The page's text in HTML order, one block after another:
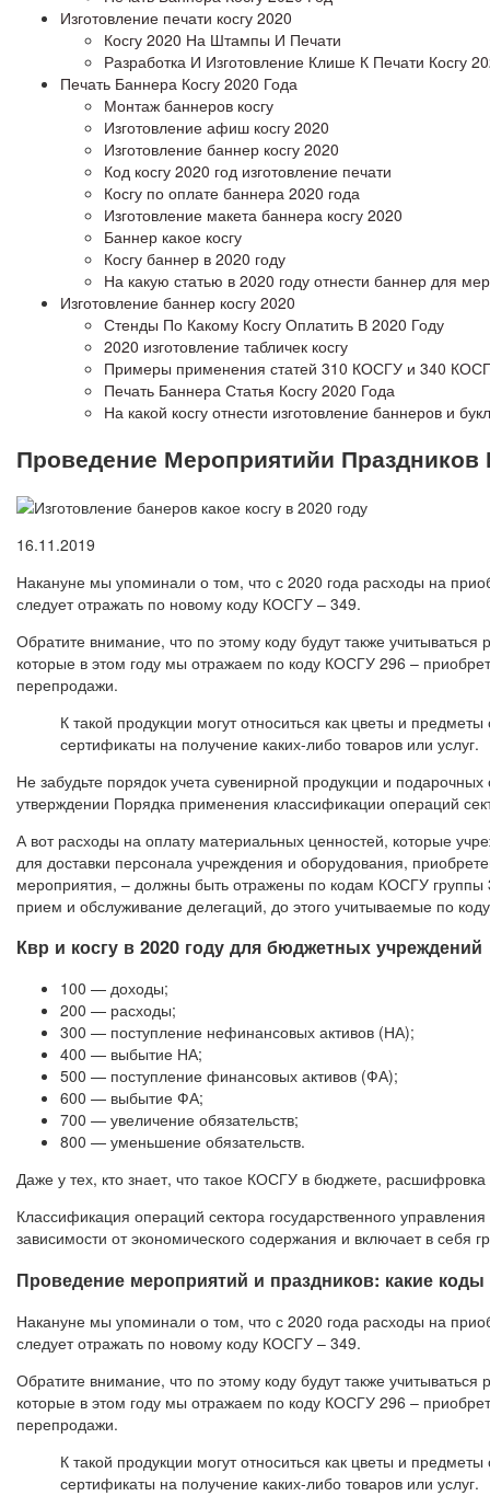
Изготовление печати косгу 2020
Косгу 2020 На Штампы И Печати
Разработка И Изготовление Клише К Печати Косгу
Печать Баннера Косгу 2020 Года
Монтаж баннеров косгу
Изготовление афиш косгу 2020
Изготовление баннер косгу 2020
Код косгу 2020 год изготовление печати
Косгу по оплате баннера 2020 года
Изготовление макета баннера косгу 2020
Баннер какое косгу
Косгу баннер в 2020 году
На какую статью в 2020 году отнести баннер для
Изготовление баннер косгу 2020
Стенды По Какому Косгу Оплатить В 2020 Году
2020 изготовление табличек косгу
Примеры применения статей 310 КОСГУ и 340
Печать Баннера Статья Косгу 2020 Года
На какой косгу отнести изготовление баннеров и
Проведение Мероприятийи Праздников
16.11.2019
Накануне мы упоминали о том, что с 2020 года расходы на
следует отражать по новому коду КОСГУ – 349.
Обратите внимание, что по этому коду будут также
которые в этом году мы отражаем по коду КОСГУ 296 –
перепродажи.
К такой продукции могут относиться как цветы и
сертификаты на получение каких-либо товаров или услуг.
Не забудьте порядок учета сувенирной продукции и
утверждении Порядка применения классификации операций
А вот расходы на оплату материальных ценностей, которые
для доставки персонала учреждения и оборудования,
мероприятия, – должны быть отражены по кодам КОСГУ группы
прием и обслуживание делегаций, до этого учитываемые по
Квр и косгу в 2020 году для бюджетных учреждений
100 — доходы;
200 — расходы;
300 — поступление нефинансовых активов (НА);
400 — выбытие НА;
500 — поступление финансовых активов (ФА);
600 — выбытие ФА;
700 — увеличение обязательств;
800 — уменьшение обязательств.
Даже у тех, кто знает, что такое КОСГУ в бюджете, расшифровка
Классификация операций сектора государственного
зависимости от экономического содержания и включает в себя
Проведение мероприятий и праздников: какие
Накануне мы упоминали о том, что с 2020 года расходы на
следует отражать по новому коду КОСГУ – 349.
Обратите внимание, что по этому коду будут также
которые в этом году мы отражаем по коду КОСГУ 296 –
перепродажи.
К такой продукции могут относиться как цветы и
сертификаты на получение каких-либо товаров или услуг.